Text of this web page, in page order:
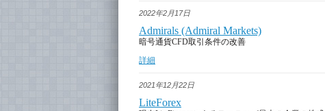
2022年2月17日
Admirals (Admiral Markets)
暗号通貨CFD取引条件の改善
詳細
2021年12月22日
LiteForex